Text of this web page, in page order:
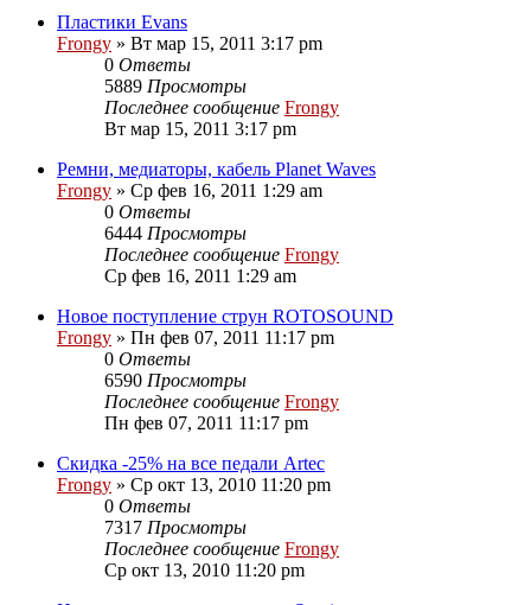
Пластики Evans
Frongy » Вт мар 15, 2011 3:17 pm
0 Ответы
5889 Просмотры
Последнее сообщение Frongy
Вт мар 15, 2011 3:17 pm
Ремни, медиаторы, кабель Planet Waves
Frongy » Ср фев 16, 2011 1:29 am
0 Ответы
6444 Просмотры
Последнее сообщение Frongy
Ср фев 16, 2011 1:29 am
Новое поступление струн ROTOSOUND
Frongy » Пн фев 07, 2011 11:17 pm
0 Ответы
6590 Просмотры
Последнее сообщение Frongy
Пн фев 07, 2011 11:17 pm
Скидка -25% на все педали Artec
Frongy » Ср окт 13, 2010 11:20 pm
0 Ответы
7317 Просмотры
Последнее сообщение Frongy
Ср окт 13, 2010 11:20 pm